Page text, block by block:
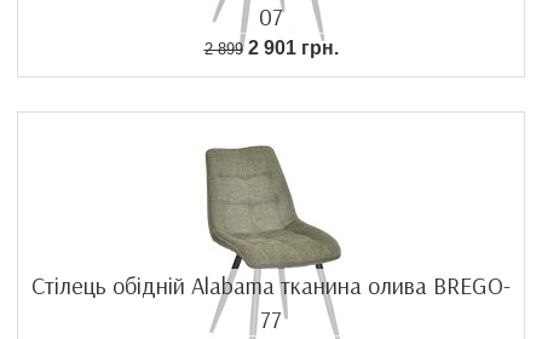
07
2 8992 901 грн.
Стілець обідній Alabama тканина олива BREGO-
77